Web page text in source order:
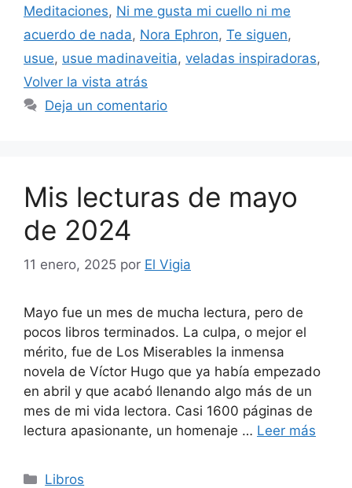
Meditaciones, Ni me gusta mi cuello ni me
acuerdo de nada, Nora Ephron, Te siguen,
usue, usue madinaveitia, veladas inspiradoras,
Volver la vista atrás
Deja un comentario
Mis lecturas de mayo
de 2024
11 enero, 2025 por El Vigia
Mayo fue un mes de mucha lectura, pero de
pocos libros terminados. La culpa, o mejor el
mérito, fue de Los Miserables la inmensa
novela de Víctor Hugo que ya había empezado
en abril y que acabó llenando algo más de un
mes de mi vida lectora. Casi 1600 páginas de
lectura apasionante, un homenaje … Leer más
Categorías
Libros